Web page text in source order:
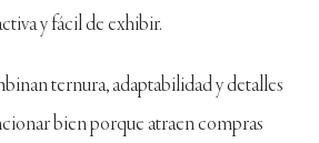
y fácil de exhibir.
ternura, adaptabilidad y detalles
bien porque atraen compras